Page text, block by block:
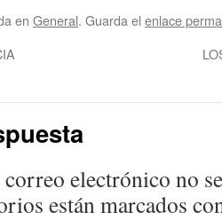
en General. Guarda el enlace
electrónico no
están marcados